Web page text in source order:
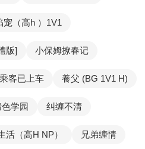
宠（高h ）1V1
版] 小保姆撩春记
乘客已上车 養父 (BG 1V1 H)
学园 纠缠不清
活（高H NP） 兄弟缠情